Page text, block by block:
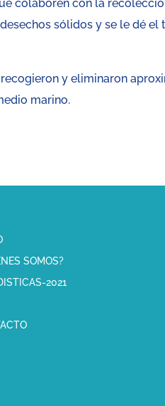
colaboren con la
sólidos y se le dé el
y eliminaron
marino.
SOMOS?
2021